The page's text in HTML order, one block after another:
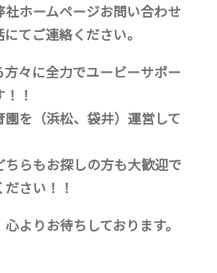
ホームページお問い合わせ
てご連絡ください。
々に全力でユービーサポー
！
を（浜松、袋井）運営して
ちらもお探しの方も大歓迎で
さい！！
よりお待ちしております。